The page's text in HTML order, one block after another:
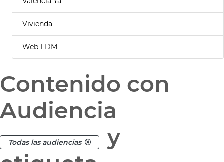
Vivienda
Web FDM
Contenido con
Audiencia
Todas las audiencias
y